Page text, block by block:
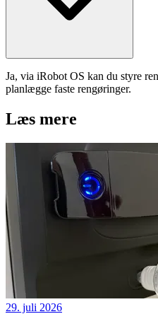
Ja, via iRobot OS kan du styre
planlægge faste rengøringer.
Læs mere
29. juli 2026